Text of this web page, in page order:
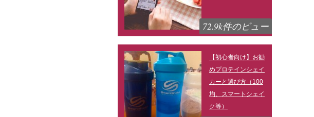
72.9k件のビュー
【初心者向け】お勧
めプロテインシェイ
カーと選び方（100
均、スマートシェイ
ク等）